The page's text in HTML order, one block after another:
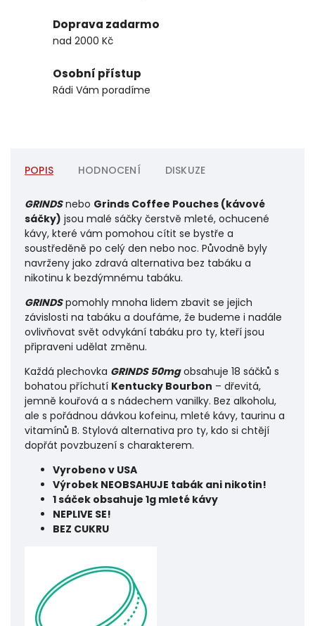
Doprava zadarmo
nad 2000 Kč
Osobní přístup
Rádi Vám poradíme
POPIS HODNOCENÍ DISKUZE
GRINDSnebo Grinds Coffee Pouches (kávové
sáčky) jsou malé sáčky čerstvě mleté, ochucené
kávy, které vám pomohou cítit se bystře a
soustředěně po celý den nebo noc. Původně byly
navrženy jako zdravá alternativa bez tabáku a
nikotinu k bezdýmnému tabáku.
GRINDSpomohly mnoha lidem zbavit se jejich
závislosti na tabáku a doufáme, že budeme i nadále
ovlivňovat svět odvykání tabáku pro ty, kteří jsou
připraveni udělat změnu.
Každá plechovka GRINDS 50mg obsahuje 18 sáčků s
bohatou příchutí Kentucky Bourbon – dřevitá,
jemně kouřová a s nádechem vanilky. Bez alkoholu,
ale s pořádnou dávkou kofeinu, mleté kávy, taurinu a
vitamínů B. Stylová alternativa pro ty, kdo si chtějí
dopřát povzbuzení s charakterem.
Vyrobeno v USA
Výrobek NEOBSAHUJE tabák ani nikotin!
1 sáček obsahuje 1g mleté kávy
NEPLIVE SE!
BEZ CUKRU